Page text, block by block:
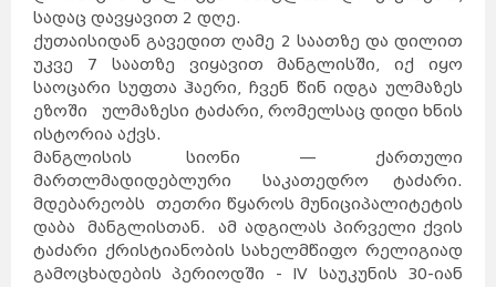
სადაც დავყავით 2 დღე.
ქუთაისიდან გავედით ღამე 2 საათზე და დილით
უკვე 7 საათზე ვიყავით მანგლისში, იქ იყო
საოცარი სუფთა ჰაერი, ჩვენ წინ იდგა ულმაზეს
ეზოში ულმაზესი ტაძარი, რომელსაც დიდი ხნის
ისტორია აქვს.
მანგლისის სიონი — ქართული
მართლმადიდებლური საკათედრო ტაძარი.
მდებარეობს თეთრი წყაროს მუნიციპალიტეტის
დაბა მანგლისთან. ამ ადგილას პირველი ქვის
ტაძარი ქრისტიანობის სახელმწიფო რელიგიად
გამოცხადების პერიოდში - IV საუკუნის 30-იან